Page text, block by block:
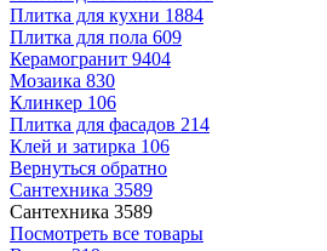
Плитка для кухни 1884
Плитка для пола 609
Керамогранит 9404
Мозаика 830
Клинкер 106
Плитка для фасадов 214
Клей и затирка 106
Вернуться обратно
Сантехника 3589
Сантехника 3589
Посмотреть все товары